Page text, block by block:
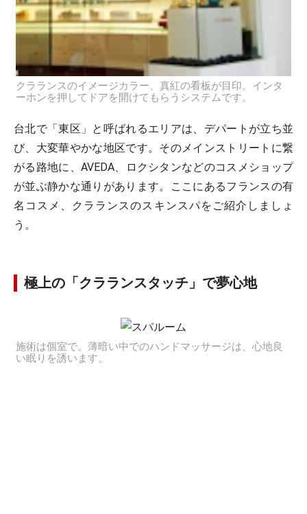
クラランスのイメージカラー、真紅の看板が目印。インタ
ーホンを押してドアを開けてもらうシステムです。
台北で「東区」と呼ばれるエリアは、デパートが立ち並
び、大変華やかな地区です。そのメインストリートに繋
がる路地に、AVEDA、ロクシタンなどのコスメショップ
が並ぶ静かな通りがあります。ここにあるフランスの有
名コスメ、クラランスのスキンスパをご紹介しましょ
う。
極上の「クラランスタッチ」で夢心地
施術は個室で。薄暗い中でのハンドマッサージは、心地良
い眠りを誘います。